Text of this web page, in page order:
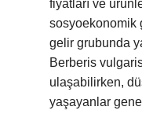
fiyatları ve
sosyoekonomik
gelir grubunda
Berberis
ulaşabilirken,
yaşayanlar